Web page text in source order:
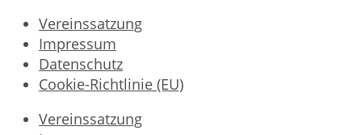
Vereinssatzung
Impressum
Datenschutz
Cookie-Richtlinie (EU)
Vereinssatzung